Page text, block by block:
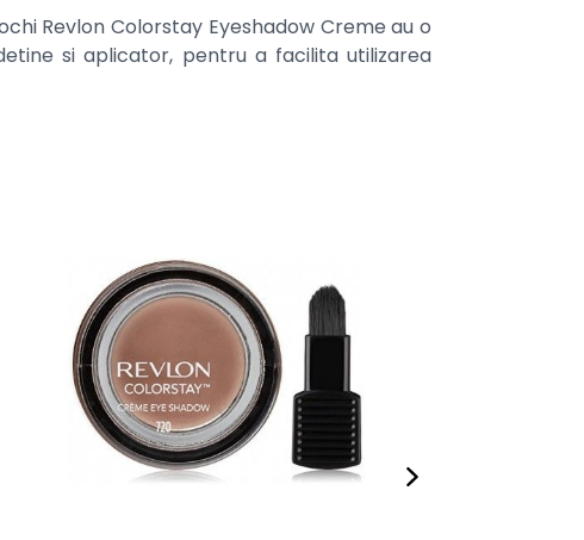
Revlon Colorstay Eyeshadow Creme au o
si aplicator, pentru a facilita utilizarea